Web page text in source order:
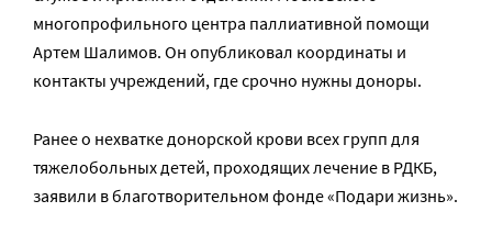
многопрофильного центра паллиативной помощи
Артем Шалимов. Он опубликовал координаты и
контакты учреждений, где срочно нужны доноры.
Ранее о нехватке донорской крови всех групп для
тяжелобольных детей, проходящих лечение в РДКБ,
заявили в благотворительном фонде «Подари жизнь».